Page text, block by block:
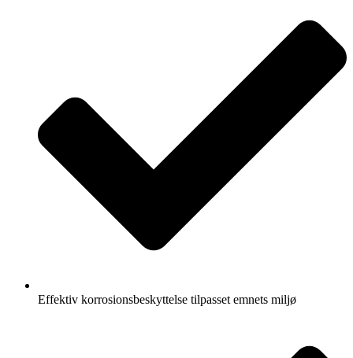
Effektiv korrosionsbeskyttelse tilpasset emnets miljø